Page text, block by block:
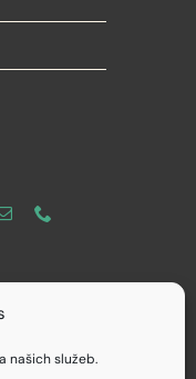
našich služeb.